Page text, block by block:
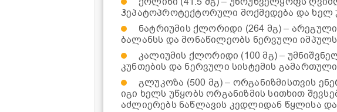
ჰეპატოპროტექტორული მოქმედება და ხელ
ნატრიუმის ქლორიდი (264 მგ) –
ბალანსს და მონაწილეობს ნერვული
კალიუმის ქლორიდი (100 მგ) –
კუნთების და ნერვული სისტემის
გლუკოზა (500 მგ) – ორგანიზმისთვის
იგი ხელს უწყობს ორგანიზმის სითხით
აძლიერებს ნაწლავის კედლიდან წყლისა